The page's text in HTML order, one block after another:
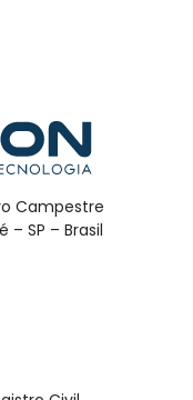
Campestre
– SP – Brasil